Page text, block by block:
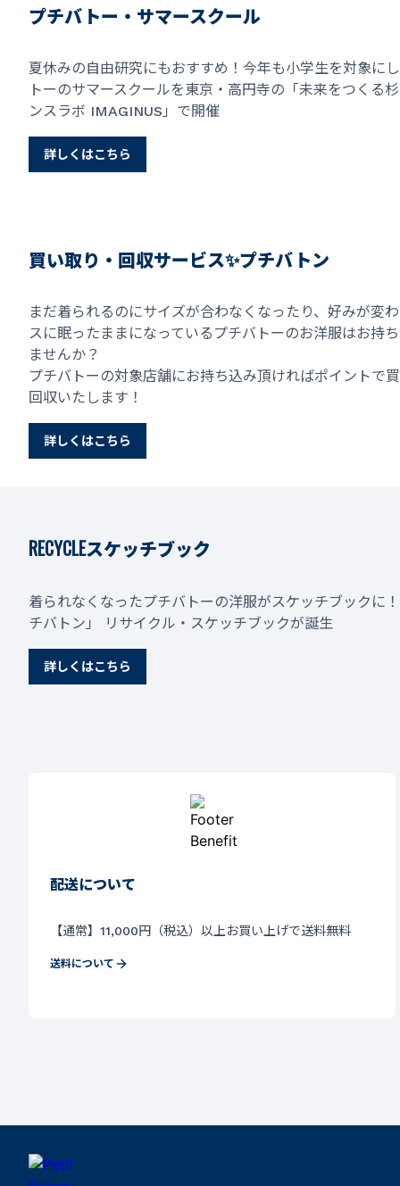
プチバトー・サマースクール
夏休みの自由研究にもおすすめ！今年も小学生を対象に
トーのサマースクールを東京・高円寺の「未来をつくる
ンスラボ IMAGINUS」で開催
詳しくはこちら
買い取り・回収サービス✨プチバトン
まだ着られるのにサイズが合わなくなったり、好みが変
スに眠ったままになっているプチバトーのお洋服はお持
ませんか？
プチバトーの対象店舗にお持ち込み頂ければポイントで
回収いたします！
詳しくはこちら
RECYCLEスケッチブック
着られなくなったプチバトーの洋服がスケッチブックに
チバトン」 リサイクル‧スケッチブックが誕⽣
詳しくはこちら
配送について
【通常】11,000円（税込）以上お買い上げで送料無料
送料について